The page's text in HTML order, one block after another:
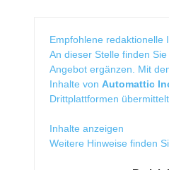
Empfohlene redaktionelle
An dieser Stelle finden
Angebot ergänzen. Mit
Inhalte von Automattic
Drittplattformen
Inhalte anzeigen
Weitere Hinweise finden